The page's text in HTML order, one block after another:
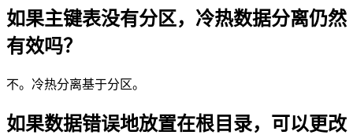
如果主键表没有分区，冷热数据分离仍然
有效吗？
不。冷热分离基于分区。
如果数据错误地放置在根目录，可以更改